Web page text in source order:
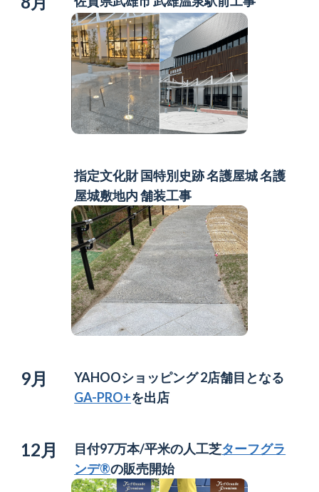
指定文化財 国特別史跡 名護屋城名護
屋城敷地内 舗装工事
9月
YAHOOショッピング 2店舗目となる
GA-PRO+を出店
12月 目付97万本/平米の人工芝ターフグラ
ンデ®の販売開始